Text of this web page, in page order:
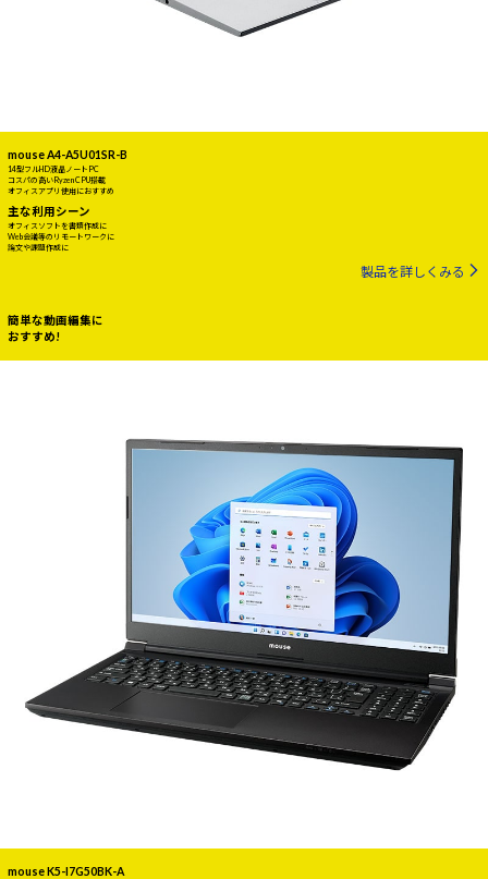
mouse A4-A5U01SR-B
14型フルHD液晶ノートPC
コスパの高いRyzen CPU搭載
オフィスアプリ使用におすすめ
主な利用シーン
オフィスソフトを書類作成に
Web会議等のリモートワークに
論文や課題作成に
製品を詳しくみる
簡単な動画編集に
おすすめ!
mouse K5-I7G50BK-A